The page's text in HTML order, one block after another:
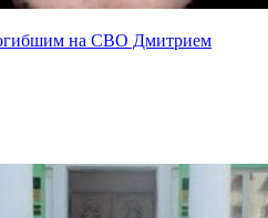
на СВО Дмитрием